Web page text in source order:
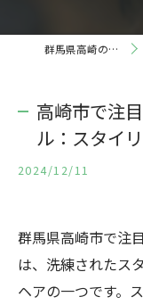
群馬県高崎の理容室ならairyu hair
高崎市で注
ル：スタイ
2024/12/11
群馬県高崎市で注
は、洗練されたス
ヘアの一つです。